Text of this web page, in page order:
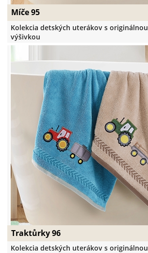
Míče 95
Kolekcia detských uterákov s originálnou
výšivkou
Traktůrky 96
Kolekcia detských uterákov s originálnou